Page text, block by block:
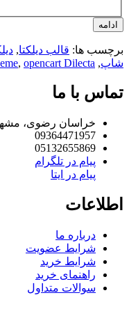
ها: قالب دیلکتا,دیلکتا
,
,opencart Dilecta
با ما
خراسان رضوی، مشهد
09364471957
05132655869
پیام در تلگرام
پیام در ایتا
درباره ما
شرایط عضویت
شرایط خرید
راهنمای خرید
سوالات متداول